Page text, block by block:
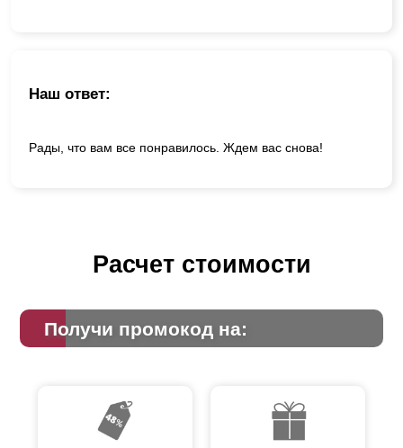
Наш ответ:
Рады, что вам все понравилось. Ждем вас снова!
Расчет стоимости
Получи промокод на: